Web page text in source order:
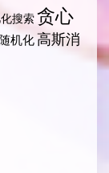
搜索贪心
机化高斯消